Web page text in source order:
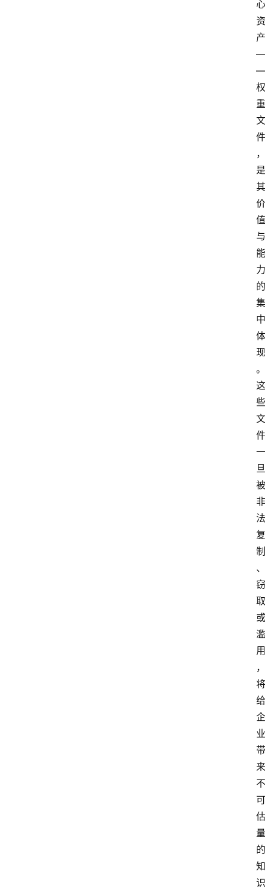
心
资
产
—
—
权
重
文
件
，
是
其
价
值
与
能
力
的
集
中
体
现
。
这
些
文
件
一
旦
被
非
法
复
制
、
窃
取
或
滥
用
，
将
给
企
业
带
来
不
可
估
量
的
知
识